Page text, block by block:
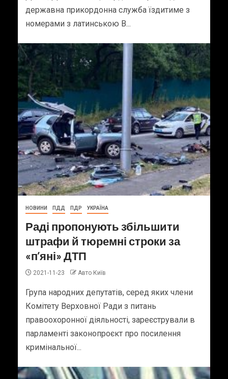
державна прикордонна служба їздитиме з
номерами з латинською B...
НОВИНИ ПДД ПДР УКРАЇНА
Раді пропонують збільшити
штрафи й тюремні строки за
«п’яні» ДТП
2021-11-23 Авто Київ
Група народних депутатів, серед яких члени
Комітету Верховної Ради з питань
правоохоронної діяльності, зареєстрували в
парламенті законопроєкт про посилення
кримінальної...